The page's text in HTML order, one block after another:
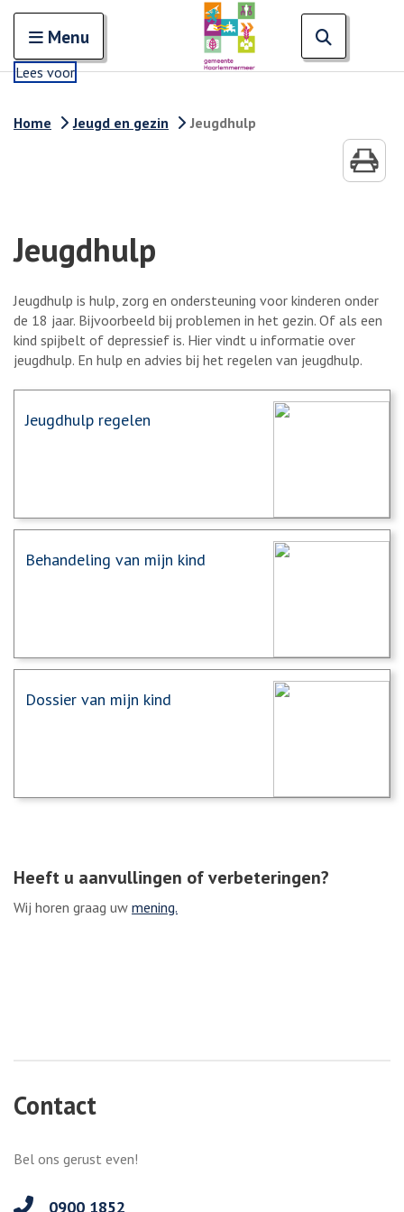
Open en sluit het
Menu
Lees voor
Home Jeugd en gezin Jeugdhulp
Jeugdhulp
Jeugdhulp is hulp, zorg en ondersteuning voor kinderen onder
de 18 jaar. Bijvoorbeeld bij problemen in het gezin. Of als een
kind spijbelt of depressief is. Hier vindt u informatie over
jeugdhulp. En hulp en advies bij het regelen van jeugdhulp.
Jeugdhulp regelen
Behandeling van mijn kind
Dossier van mijn kind
Heeft u aanvullingen of verbeteringen?
Wij horen graag uw mening.
Contact
Bel ons gerust even!
0900 1852